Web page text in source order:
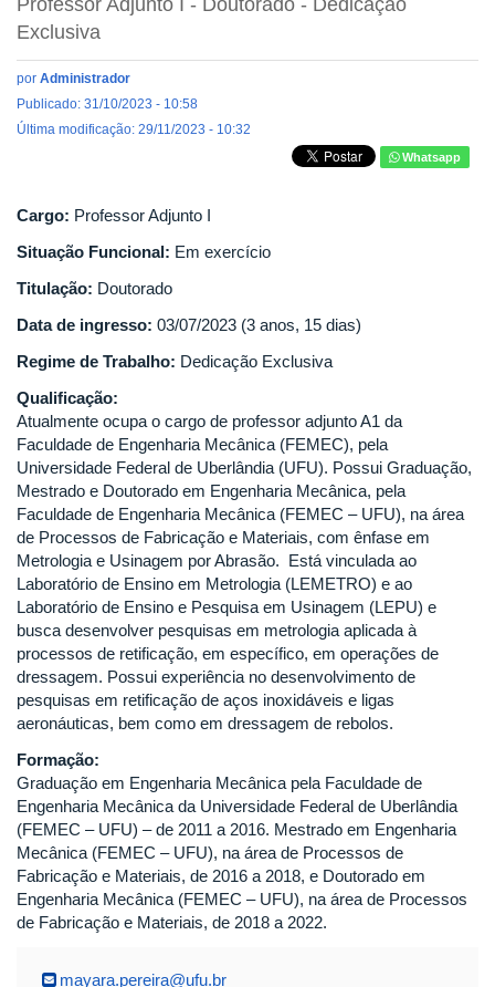
Exclusiva
por Administrador
Publicado: 31/10/2023 - 10:58
Última modificação: 29/11/2023 - 10:32
Whatsapp
Cargo: Professor Adjunto I
Situação Funcional: Em exercício
Titulação: Doutorado
Data de ingresso: 03/07/2023 (3 anos, 15 dias)
Regime de Trabalho: Dedicação Exclusiva
Qualificação:
Atualmente ocupa o cargo de professor adjunto A1 da
Faculdade de Engenharia Mecânica (FEMEC), pela
Universidade Federal de Uberlândia (UFU). Possui Graduação,
Mestrado e Doutorado em Engenharia Mecânica, pela
Faculdade de Engenharia Mecânica (FEMEC – UFU), na área
de Processos de Fabricação e Materiais, com ênfase em
Metrologia e Usinagem por Abrasão. Está vinculada ao
Laboratório de Ensino em Metrologia (LEMETRO) e ao
Laboratório de Ensino e Pesquisa em Usinagem (LEPU) e
busca desenvolver pesquisas em metrologia aplicada à
processos de retificação, em específico, em operações de
dressagem. Possui experiência no desenvolvimento de
pesquisas em retificação de aços inoxidáveis e ligas
aeronáuticas, bem como em dressagem de rebolos.
Formação:
Graduação em Engenharia Mecânica pela Faculdade de
Engenharia Mecânica da Universidade Federal de Uberlândia
(FEMEC – UFU) – de 2011 a 2016. Mestrado em Engenharia
Mecânica (FEMEC – UFU), na área de Processos de
Fabricação e Materiais, de 2016 a 2018, e Doutorado em
Engenharia Mecânica (FEMEC – UFU), na área de Processos
de Fabricação e Materiais, de 2018 a 2022.
mayara.pereira@ufu.br